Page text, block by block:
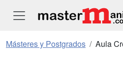
Másteres y Postgrados Aula